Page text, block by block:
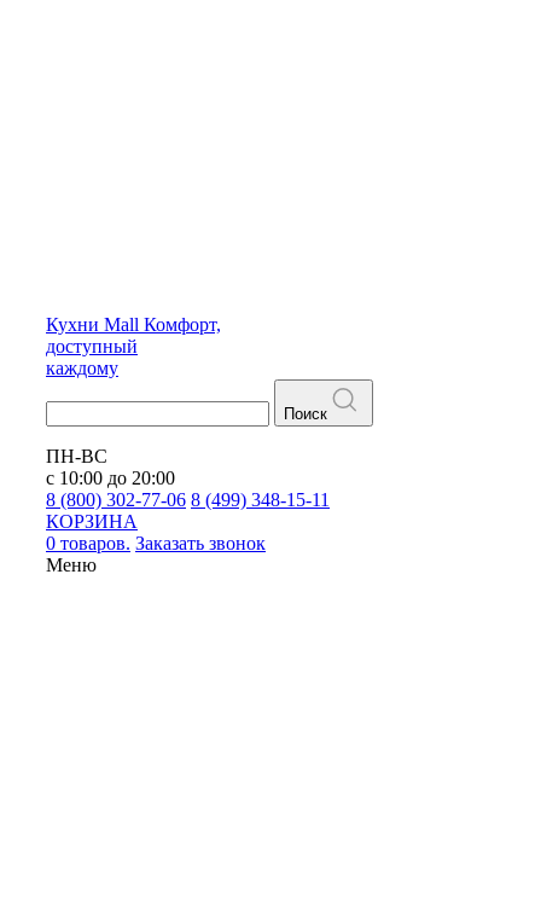
Кухни Mall Комфорт,
доступный
каждому
Поиск
ПН-ВС
с 10:00 до 20:00
8 (800) 302-77-06 8 (499) 348-15-11
КОРЗИНА
0 товаров. Заказать звонок
Меню